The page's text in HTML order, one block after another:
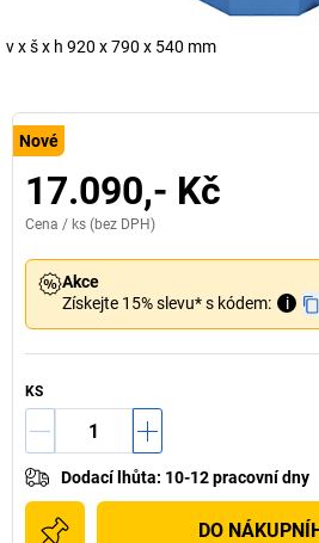
v x š x h 920 x 790 x 540 mm
Nové
17.090,- Kč
Cena / ks (bez DPH)
Akce
Získejte 15% slevu* s kódem:
i
KS
Dodací lhůta: 10-12 pracovní dny
DO